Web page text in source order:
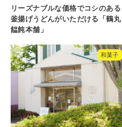
リーズナブルな価格でコシのある
釜揚げうどんがいただける「鶴丸
饂飩本舗」
和菓子